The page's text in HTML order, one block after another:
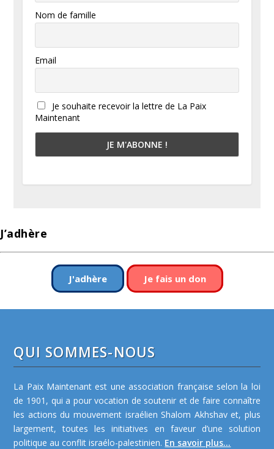
Nom de famille
Email
Je souhaite recevoir la lettre de La Paix
Maintenant
J’adhère
J'adhère Je fais un don
QUI SOMMES-NOUS
La Paix Maintenant est une association française selon la loi
de 1901, qui a pour vocation de soutenir et de faire connaître
les actions du mouvement israélien Shalom Akhshav et, plus
largement, toutes les initiatives en faveur d’une solution
politique au conflit israélo-palestinien. En savoir plus...